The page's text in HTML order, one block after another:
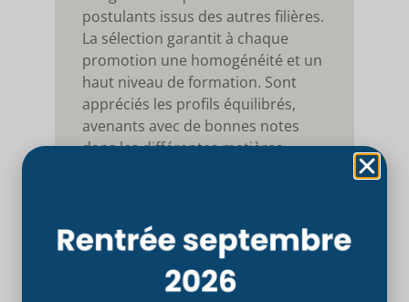
postulants issus des autres filières.
La sélection garantit à chaque
promotion une homogénéité et un
haut niveau de formation. Sont
appréciés les profils équilibrés,
avenants avec de bonnes notes
dans les différentes matières.
dans sa démarche
Sa personnalité, sa maturité
et ses envies